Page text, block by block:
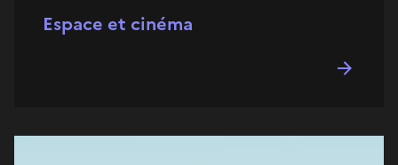
Espace et cinéma